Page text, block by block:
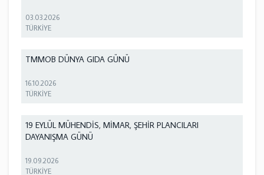
03.03.2026
TÜRKİYE
TMMOB DÜNYA GIDA GÜNÜ
16.10.2026
TÜRKİYE
19 EYLÜL MÜHENDİS, MİMAR, ŞEHİR PLANCILARI
DAYANIŞMA GÜNÜ
19.09.2026
TÜRKİYE